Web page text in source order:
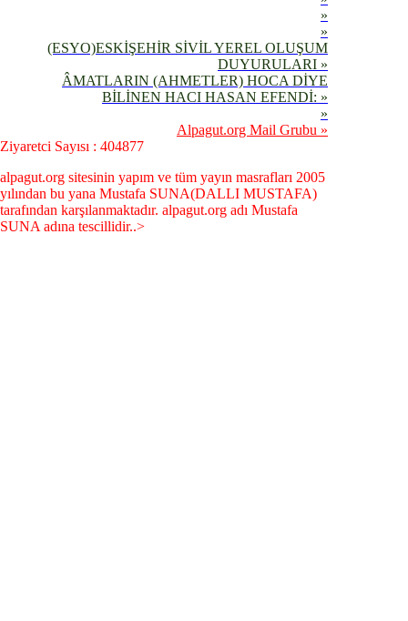
»
»
(ESYO)ESKİŞEHİR SİVİL YEREL OLUŞUM
DUYURULARI »
ÂMATLARIN (AHMETLER) HOCA DİYE
BİLİNEN HACI HASAN EFENDİ: »
»
Alpagut.org Mail Grubu »
Ziyaretci Sayısı : 404877
alpagut.org sitesinin yapım ve tüm yayın masrafları 2005
yılından bu yana Mustafa SUNA(DALLI MUSTAFA)
tarafından karşılanmaktadır. alpagut.org adı Mustafa
SUNA adına tescillidir..>